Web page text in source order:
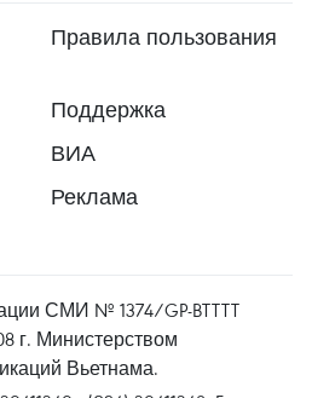
Правила пользования
Поддержка
ВИА
Реклама
СМИ № 1374/GP-BTTTT
г. Министерством
Вьетнама.